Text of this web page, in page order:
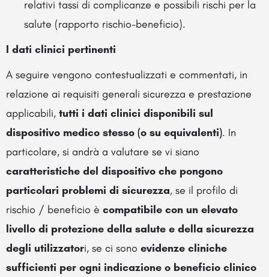
relativi tassi di complicanze e possibili rischi per la
salute (rapporto rischio-beneficio).
I dati clinici pertinenti
A seguire vengono contestualizzati e commentati, in
relazione ai requisiti generali sicurezza e prestazione
applicabili, tutti i dati clinici disponibili sul
dispositivo medico stesso (o su equivalenti). In
particolare, si andrà a valutare se vi siano
caratteristiche del dispositivo che pongono
particolari problemi di sicurezza, se il profilo di
rischio / beneficio è compatibile con un elevato
livello di protezione della salute e della sicurezza
degli utilizzatori, se ci sono evidenze cliniche
sufficienti per ogni indicazione o beneficio clinico